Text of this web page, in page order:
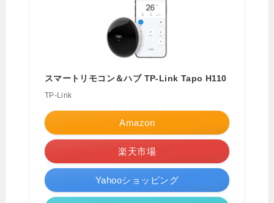
スマートリモコン＆ハブ TP-Link Tapo H110
TP-Link
Amazon
楽天市場
Yahooショッピング